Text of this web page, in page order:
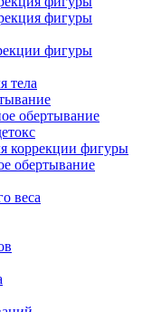
фигуры
фигуры
тела
обертывание
коррекции фигуры
обертывание
веса